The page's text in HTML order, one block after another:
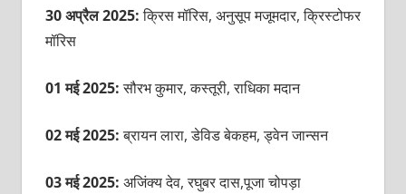
30 अप्रैल 2025:क्रिस मॉरिस, अनुसूप मजूमदार, क्रिस्टोफर
मॉरिस
01 मई 2025:सौरभ कुमार, कस्तूरी, राधिका मदान
02 मई 2025:ब्रायन लारा, डेविड बेकहम, ड्वेन जान्सन
03 मई 2025: अजिंक्य देव, रघुबर दास,पूजा चोपड़ा